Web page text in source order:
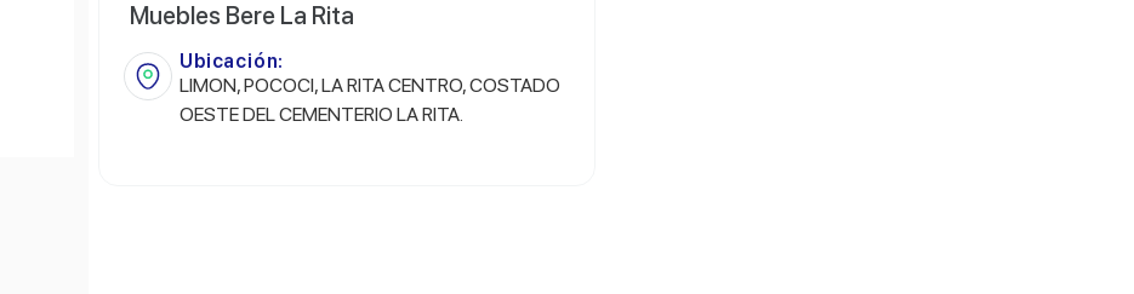
Muebles Bere La Rita
Ubicación:
LIMON, POCOCI, LA RITA CENTRO, COSTADO
OESTE DEL CEMENTERIO LA RITA.